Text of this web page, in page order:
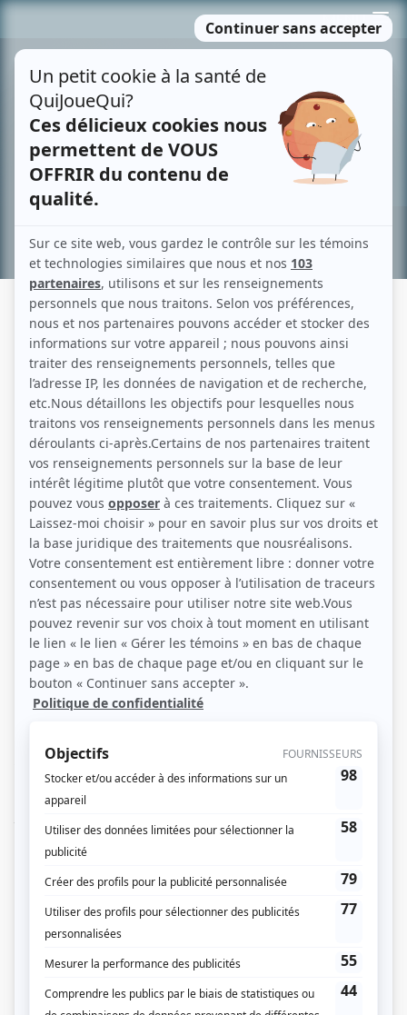
MENU
contenu
Recherche avancée »
UNE AFFAIRE CRIMINELLE 2023
Fiche détaillée Liste des épisodes
Julie Le Breton (Source: Noovo)
Description sommaire de l'histoire
Geneviève (Julie Le Breton) – bascule après une opération policière qui a mal
tourné : Laurence a tiré sur un témoin qui venait de lui faire une révélation
majeure au sujet de la disparition de son père, un ex-enquêteur. Le Bureau
des enquêtes indépendantes est appelé en renfort pour déterminer si la
Liens
Fiche deUne affaire criminelle 2023sur Showbizz.net
Genre
Réalisation